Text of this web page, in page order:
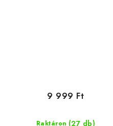
Raktáron (27 db)
9 999 Ft